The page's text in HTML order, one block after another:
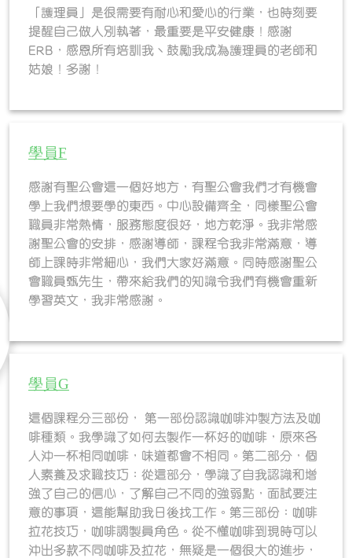
「護理員」是很需要有耐心和愛心的行業，也時刻要
提醒自己做人別執著，最重要是平安健康！感謝
ERB，感恩所有培訓我丶鼓勵我成為護理員的老師和
姑娘！多謝！
學員F
感謝有聖公會這一個好地方，有聖公會我們才有機會
學上我們想要學的東西。中心設備齊全，同樣聖公會
職員非常熱情，服務態度很好，地方乾淨。我非常感
謝聖公會的安排，感謝導師，課程令我非常滿意，導
師上課時非常細心，我們大家好滿意。同時感謝聖公
會職員甄先生，帶來給我們的知識令我們有機會重新
學習英文，我非常感謝。
學員G
這個課程分三部份， 第一部份認識咖啡沖製方法及咖
啡種類。我學識了如何去製作一杯好的咖啡，原來各
人沖一杯相同咖啡，味道都會不相同。第二部分，個
人素養及求職技巧：從這部分，學識了自我認識和增
強了自己的信心，了解自己不同的強弱點，面試要注
意的事項，這能幫助我日後找工作。第三部份：咖啡
拉花技巧，咖啡調製員角色。從不懂咖啡到現時可以
沖出多款不同咖啡及拉花，無疑是一個很大的進步，